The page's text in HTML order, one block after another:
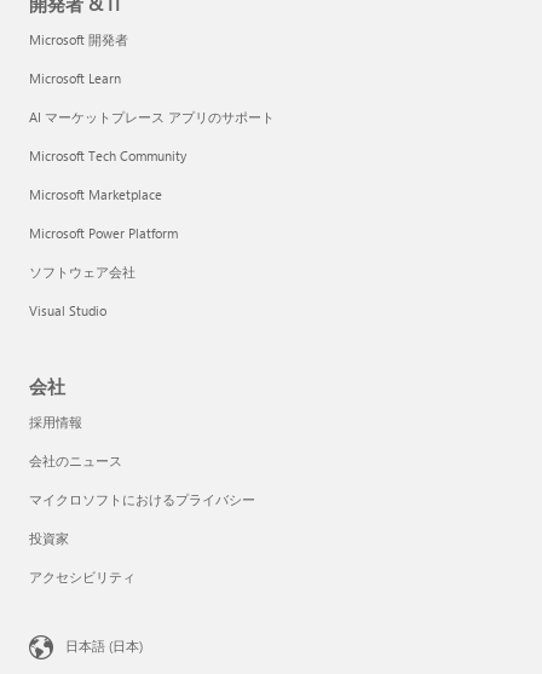
Microsoft 開発者
Microsoft Learn
AI マーケットプレース アプリのサポート
Microsoft Tech Community
Microsoft Marketplace
Microsoft Power Platform
ソフトウェア会社
Visual Studio
会社
採用情報
会社のニュース
マイクロソフトにおけるプライバシー
投資家
アクセシビリティ
日本語 (日本)